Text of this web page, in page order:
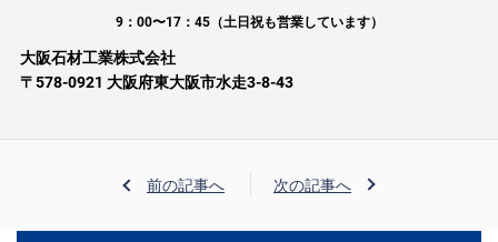
9：00〜17：45（土日祝も営業しています）
大阪石材工業株式会社
〒578-0921 大阪府東大阪市水走3-8-43
前の記事へ 次の記事へ